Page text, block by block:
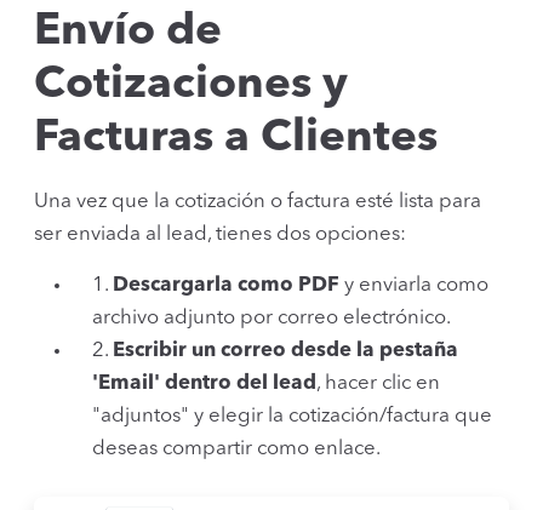
Envío de
Cotizaciones y
Facturas a Clientes
Una vez que la cotización o factura esté lista para
ser enviada al lead, tienes dos opciones:
1. Descargarla como PDF y enviarla como
archivo adjunto por correo electrónico.
2. Escribir un correo desde la pestaña
'Email' dentro del lead , hacer clic en
"adjuntos" y elegir la cotización/factura que
deseas compartir como enlace.